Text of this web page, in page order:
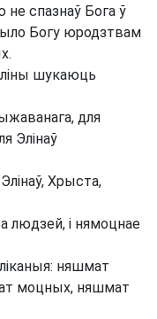
не спазнаў Бога ў
Богу юродзтвам
шукаюць
для
Элінаў
Хрыста,
людзей, і нямоцнае
няшмат
моцных, няшмат